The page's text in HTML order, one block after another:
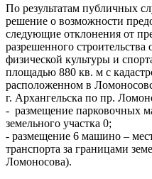
По результатам публичных
решение о возможности
следующие отклонения от
разрешенного строительства
физической культуры и
площадью 880 кв. м с
расположенном в
г. Архангельска по пр.
- размещение парковочных
земельного участка 0;
- размещение 6 машино –
транспорта за границами
Ломоносова).